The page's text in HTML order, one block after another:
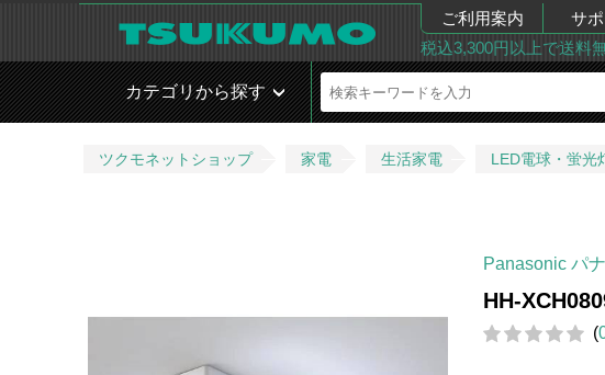
ご利用案内 サ
税込3,300円以上で送料
カテゴリから探す
ツクモネットショップ 家電 生活家電 LED電球・蛍光
Panasonic パ
HH-
(